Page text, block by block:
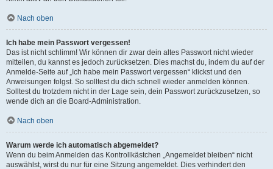
Nach oben
Ich habe mein Passwort vergessen!
Das ist nicht schlimm! Wir können dir zwar dein altes Passwort nicht wieder
mitteilen, du kannst es jedoch zurücksetzen. Dies machst du, indem du auf der
Anmelde-Seite auf „Ich habe mein Passwort vergessen“ klickst und den
Anweisungen folgst. So solltest du dich schnell wieder anmelden können.
Solltest du trotzdem nicht in der Lage sein, dein Passwort zurückzusetzen, so
wende dich an die Board-Administration.
Nach oben
Warum werde ich automatisch abgemeldet?
Wenn du beim Anmelden das Kontrollkästchen „Angemeldet bleiben“ nicht
auswählst, wirst du nur für eine Sitzung angemeldet. Dies verhindert den